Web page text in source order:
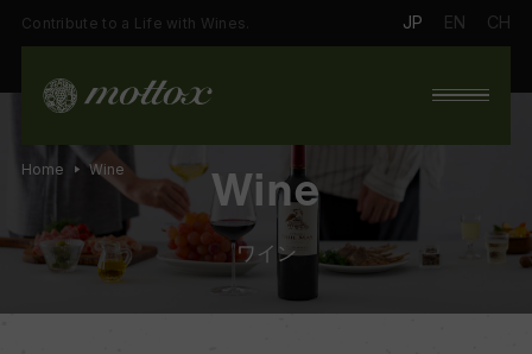
Contribute to a Life with Wines. JP EN CH
Wine
ワイン
Home Wine